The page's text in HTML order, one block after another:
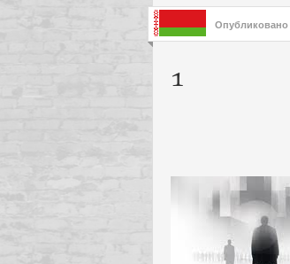
Опубликовано
1